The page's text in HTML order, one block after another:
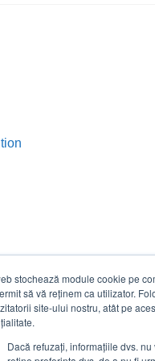
stochează module cookie pe
să vă reținem ca utilizator.
site-ului nostru, atât pe
Dacă refuzați, informațiile dvs.